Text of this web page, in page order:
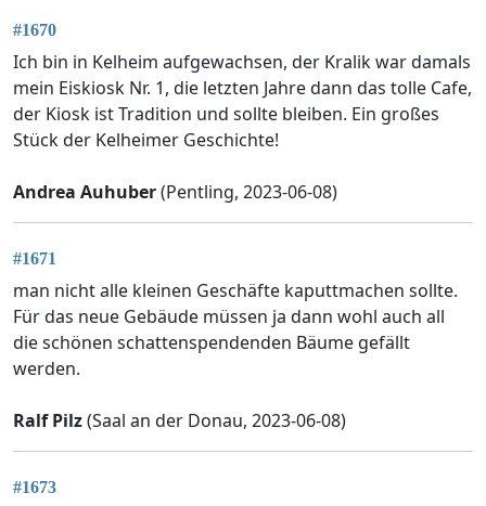
#1670
Ich bin in Kelheim aufgewachsen, der Kralik war damals
mein Eiskiosk Nr. 1, die letzten Jahre dann das tolle Cafe,
der Kiosk ist Tradition und sollte bleiben. Ein großes
Stück der Kelheimer Geschichte!
Andrea Auhuber(Pentling, 2023-06-08)
#1671
man nicht alle kleinen Geschäfte kaputtmachen sollte.
Für das neue Gebäude müssen ja dann wohl auch all
die schönen schattenspendenden Bäume gefällt
werden.
Ralf Pilz(Saal an der Donau, 2023-06-08)
#1673